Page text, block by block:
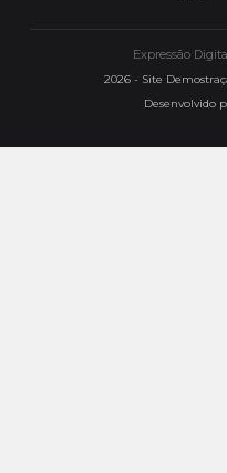
Expressão
2026 - Site
Desenvolvido